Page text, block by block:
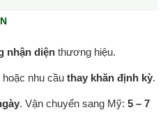
nhận diện thương hiệu.
nhu cầu thay khăn định kỳ.
. Vận chuyển sang Mỹ: 5 – 7